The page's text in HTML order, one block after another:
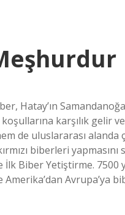
Hatay’ın
karşılık gelir
de uluslararası alanda
biberleri
Biber Yetiştirme. 7500
Avrupa’ya